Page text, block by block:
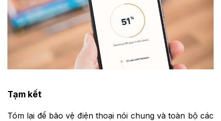
Tạm kết
Tóm lại để bảo vệ điện thoại nói chung và toàn bộ các